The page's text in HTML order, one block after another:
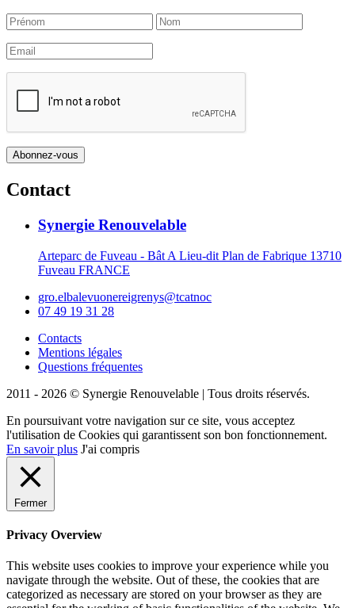
Contact
Synergie Renouvelable
Arteparc de Fuveau - Bât A Lieu-dit Plan de Fabrique 13710
Fuveau FRANCE
gro.elbalevuonereigrenys@tcatnoc
07 49 19 31 28
Contacts
Mentions légales
Questions fréquentes
2011 - 2026 © Synergie Renouvelable | Tous droits réservés.
En poursuivant votre navigation sur ce site, vous acceptez
l'utilisation de Cookies qui garantissent son bon fonctionnement.
En savoir plus J'ai compris
Fermer
Privacy Overview
This website uses cookies to improve your experience while you
navigate through the website. Out of these, the cookies that are
categorized as necessary are stored on your browser as they are